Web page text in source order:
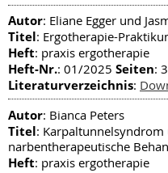
Autor: Eliane Egger und
Titel: Ergotherapie-
Heft: praxis ergotherapie
Heft-Nr.: 01/2025 Seiten:
Literaturverzeichnis:
Autor: Bianca Peters
Titel:
narbentherapeutische
Heft: praxis ergotherapie